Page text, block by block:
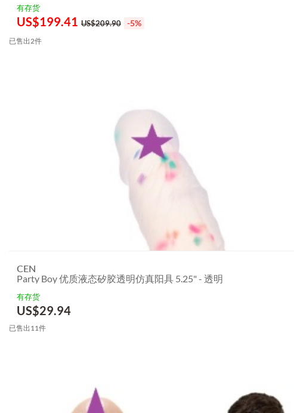
有存货
US$199.41 US$209.90 -5%
已售出2件
CEN
Party Boy 优质液态矽胶透明仿真阳具 5.25" - 透明
有存货
US$29.94
已售出11件